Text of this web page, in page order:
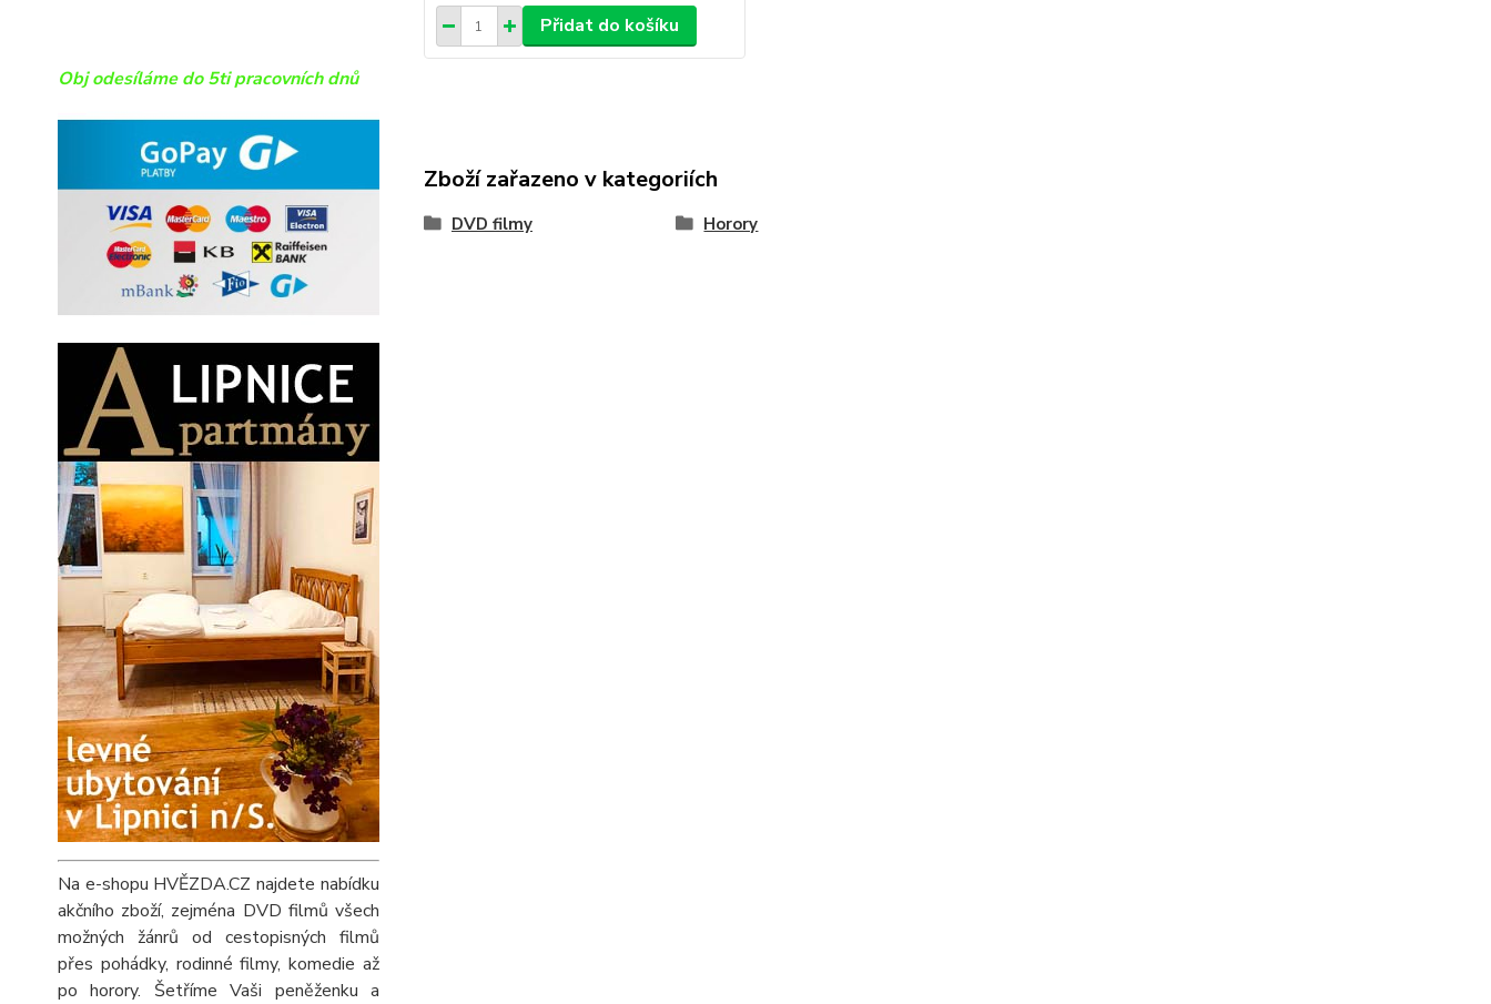
Obj odesíláme do 5ti pracovních dnů
Na e-shopu HVĚZDA.CZ najdete nabídku
akčního zboží, zejména DVD filmů všech
možných žánrů od cestopisných filmů
přes pohádky, rodinné filmy, komedie až
po horory. Šetříme Vaši peněženku a
Přidat do košíku
Zboží zařazeno v kategoriích
DVD filmy Horory